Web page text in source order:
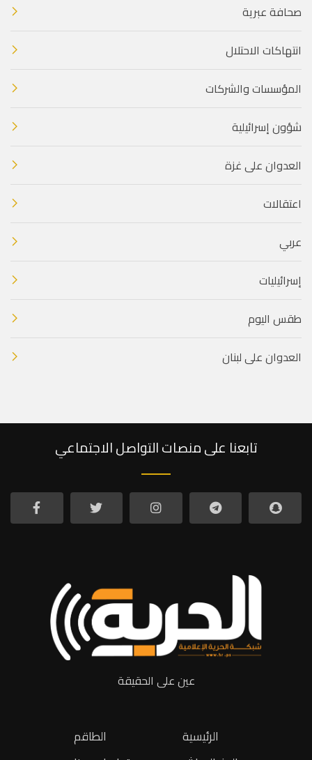
صحافة عبرية
انتهاكات الاحتلال
المؤسسات والشركات
شؤون إسرائيلية
العدوان على غزة
اعتقالات
عربي
إسرائيليات
طقس اليوم
العدوان على لبنان
تابعنا على منصات التواصل الاجتماعي
عين على الحقيقة
الطاقم
الرئيسية